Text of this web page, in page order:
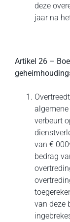
deze
jaar na
Artikel 26 –
verbeurt
van €
bedrag
van deze